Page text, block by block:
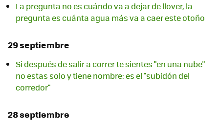
La pregunta no es cuándo va a dejar de llover, la
pregunta es cuánta agua más va a caer este otoño
29 septiembre
Si después de salir a correr te sientes "en una nube"
no estas solo y tiene nombre: es el "subidón del
corredor"
28 septiembre